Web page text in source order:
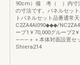
90cm）備 考（ ）内寸
の寸法です。パネルセッ
トパネルセット品番通常
C2ZA4AI090◆◆◆/
ープ1￥70,000グループ2
―――＋＋本体対面設置セ
Shiera214